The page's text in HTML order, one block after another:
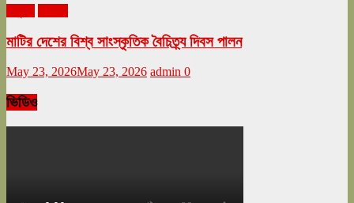
মাটির দেশের বিশ্ব সাংস্কৃতিক বৈচিত্র্য দিবস পালন
May 23, 2026May 23, 2026 admin 0
ভিডিও